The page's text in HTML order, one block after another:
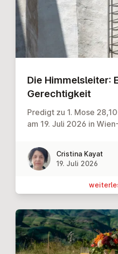
Die Him­mels­lei­ter:
Ge­rech­tig­keit
Predigt zu 1. Mose
am 19. Juli 2026 in
Cristina Kayat
19. Juli 2026